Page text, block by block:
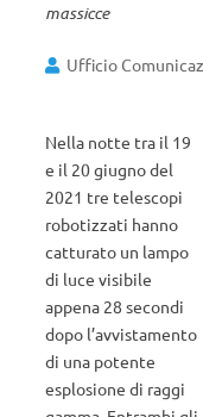
massicce
Ufficio
Nella notte tra il 19
e il 20 giugno del
2021 tre telescopi
robotizzati hanno
catturato un lampo
di luce visibile
appena 28 secondi
dopo l’avvistamento
di una potente
esplosione di raggi